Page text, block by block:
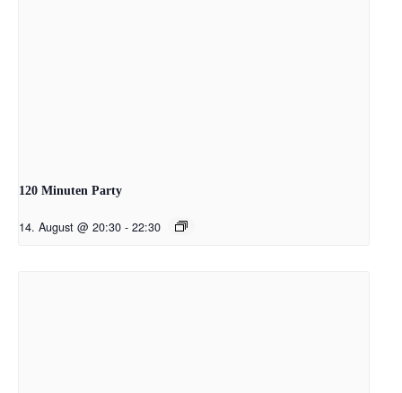
120 Minuten Party
14. August @ 20:30 - 22:30